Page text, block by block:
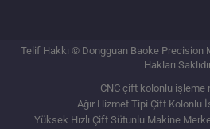
Telif Hakkı © Dongguan Baoke Precision
Hakları
CNC çift kolonlu işleme
Ağır Hizmet Tipi Çift Kolonlu
Yüksek Hızlı Çift Sütunlu Makine